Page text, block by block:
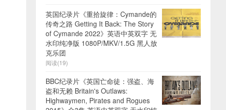
英国纪录片《重拾旋律：Cymande的
传奇之路 Getting It Back: The Story
of Cymande 2022》英语中英双字 无
水印纯净版 1080P/MKV/1.5G 黑人放
克乐团
阅读(19)
BBC纪录片《英国亡命徒：强盗、海
盗和无赖 Britain's Outlaws:
Highwaymen, Pirates and Rogues